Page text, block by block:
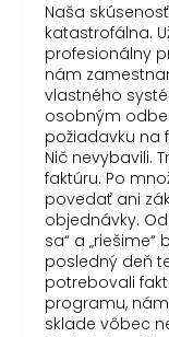
Naša
katastrofálna.
profesionálny
nám
vlastného
osobným
požiadavku na
Nič nevybavili.
faktúru. Po
povedať ani
objednávky.
sa“ a
posledný deň
potrebovali
programu,
sklade vôbec